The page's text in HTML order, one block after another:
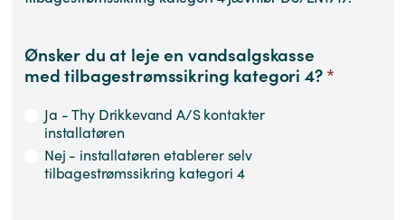
Ønsker du at leje en vandsalgskasse
med tilbagestrømssikring kategori 4?*
Ja - Thy Drikkevand A/S kontakter
installatøren
Nej - installatøren etablerer selv
tilbagestrømssikring kategori 4